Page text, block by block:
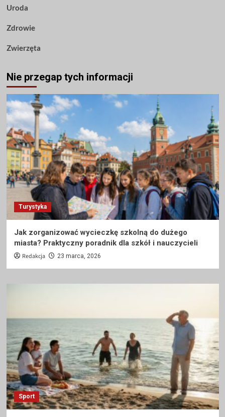
Uroda
Zdrowie
Zwierzęta
Nie przegap tych informacji
Turystyka
Jak zorganizować wycieczkę szkolną do dużego
miasta? Praktyczny poradnik dla szkół i nauczycieli
Redakcja 23 marca, 2026
Sport